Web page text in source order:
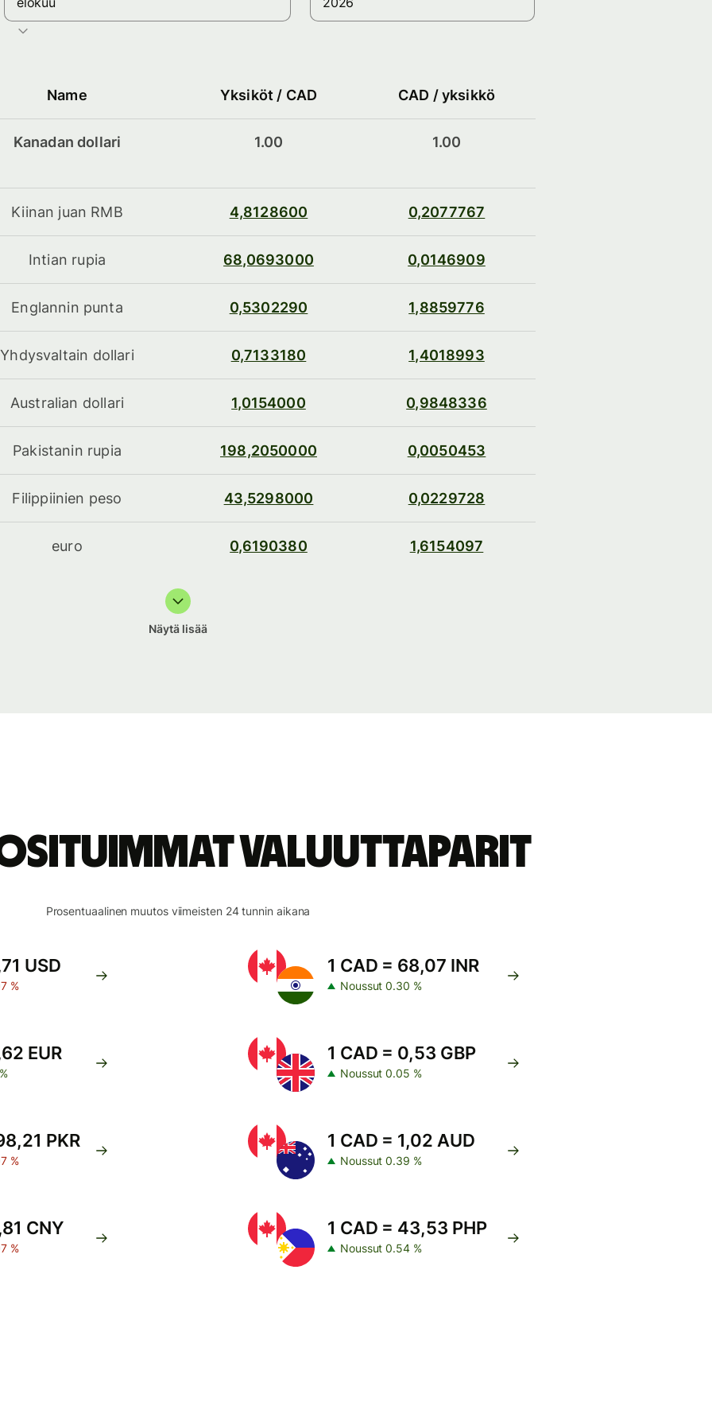
Name Yksiköt / CAD CAD / yksikkö
Kanadan dollari 1.00 1.00
Kiinan juan RMB 4,8128600 0,2077767
Intian rupia 68,0693000 0,0146909
Englannin punta 0,5302290 1,8859776
Yhdysvaltain dollari 0,7133180 1,4018993
Australian dollari 1,0154000 0,9848336
Pakistanin rupia 198,2050000 0,0050453
Filippiinien peso 43,5298000 0,0229728
euro 0,6190380 1,6154097
Näytä lisää
valuuttaparit
Prosentuaalinen muutos viimeisten 24 tunnin aikana
USD
%
1 CAD = 68,07 INR
Noussut 0.30 %
EUR 1 CAD = 0,53 GBP
Noussut 0.05 %
PKR
%
1 CAD = 1,02 AUD
Noussut 0.39 %
CNY
%
1 CAD = 43,53 PHP
Noussut 0.54 %